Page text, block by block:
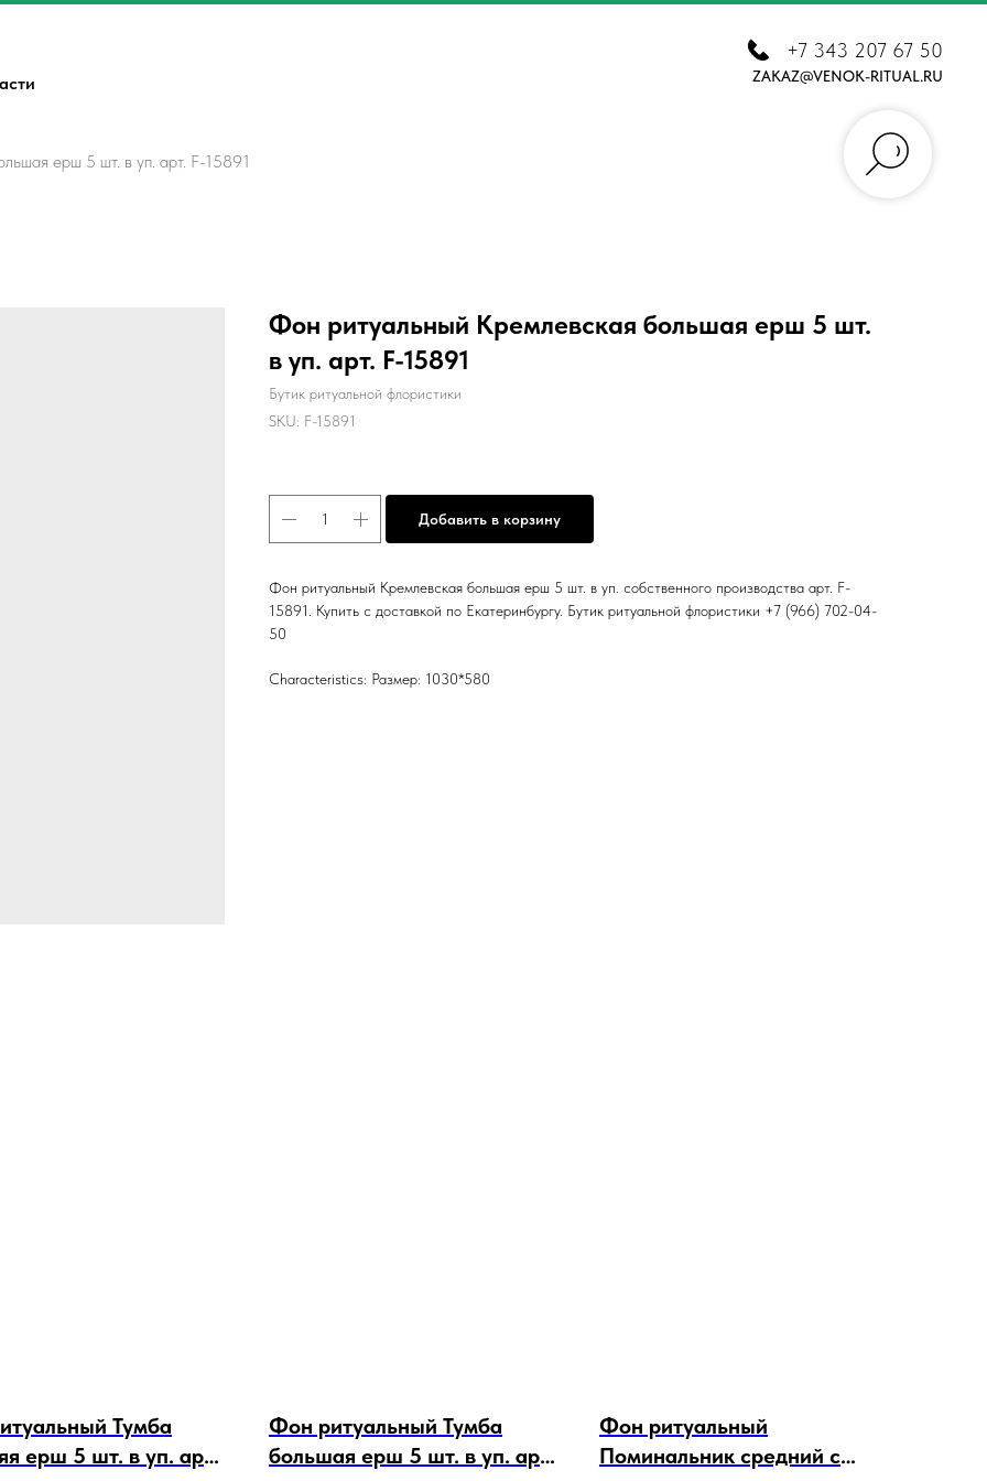
+7 343 207 67 50
ZAKAZ@VENOK-RITUAL.RU
ерш 5 шт. в уп. арт. F-15891
Фон ритуальный Кремлевская большая ерш 5 шт.
в уп. арт. F-15891
Бутик ритуальной флористики
SKU: F-15891
Добавить в корзину
Фон ритуальный Кремлевская большая ерш 5 шт. в уп. собственного производства арт. F-
15891. Купить с доставкой по Екатеринбургу. Бутик ритуальной флористики +7 (966) 702-04-
50
Characteristics: Размер: 1030*580
Тумба
ерш 5 шт. в уп. арт.
Фон ритуальный Тумба
большая ерш 5 шт. в уп. арт.
Фон ритуальный
Поминальник средний с